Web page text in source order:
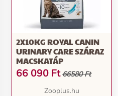
2X10KG ROYAL CANIN
URINARY CARE SZÁRAZ
MACSKATÁP
66 090 Ft 66580 Ft
Zooplus.hu